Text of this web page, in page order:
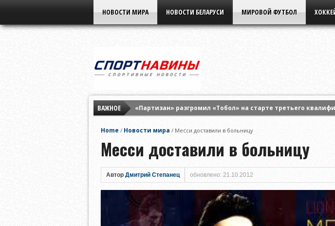
НОВОСТИ МИРА НОВОСТИ БЕЛАРУСИ МИРОВОЙ ФУТБОЛ
ВАЖНОЕ
«Партизан» разгромил «Тобол» на старте третьего
Home / Новости мира / Месси доставили в больницу
Месси доставили в больницу
Автор Дмитрий Степанец обновлено: 21.10.2012